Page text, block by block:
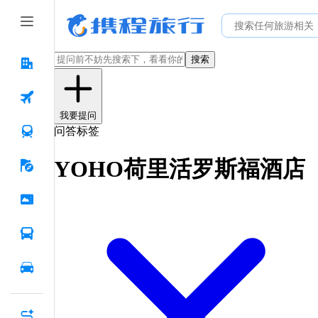
搜索
我要提问
问答标签
YOHO荷里活罗斯福酒店